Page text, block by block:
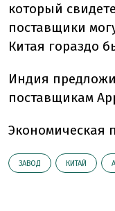
который
поставщики
Китая гораздо
Индия
поставщикам
Экономическая
ЗАВОД КИТАЙ